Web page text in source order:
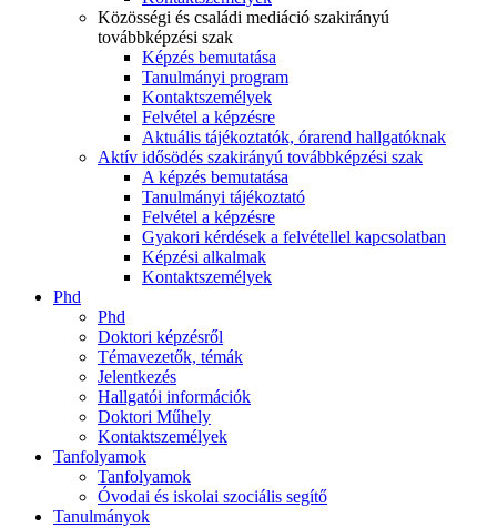
Közösségi és családi mediáció szakirányú
továbbképzési szak
Képzés bemutatása
Tanulmányi program
Kontaktszemélyek
Felvétel a képzésre
Aktuális tájékoztatók, órarend hallgatóknak
Aktív idősödés szakirányú továbbképzési szak
A képzés bemutatása
Tanulmányi tájékoztató
Felvétel a képzésre
Gyakori kérdések a felvétellel kapcsolatban
Képzési alkalmak
Kontaktszemélyek
Phd
Phd
Doktori képzésről
Témavezetők, témák
Jelentkezés
Hallgatói információk
Doktori Műhely
Kontaktszemélyek
Tanfolyamok
Tanfolyamok
Óvodai és iskolai szociális segítő
Tanulmányok